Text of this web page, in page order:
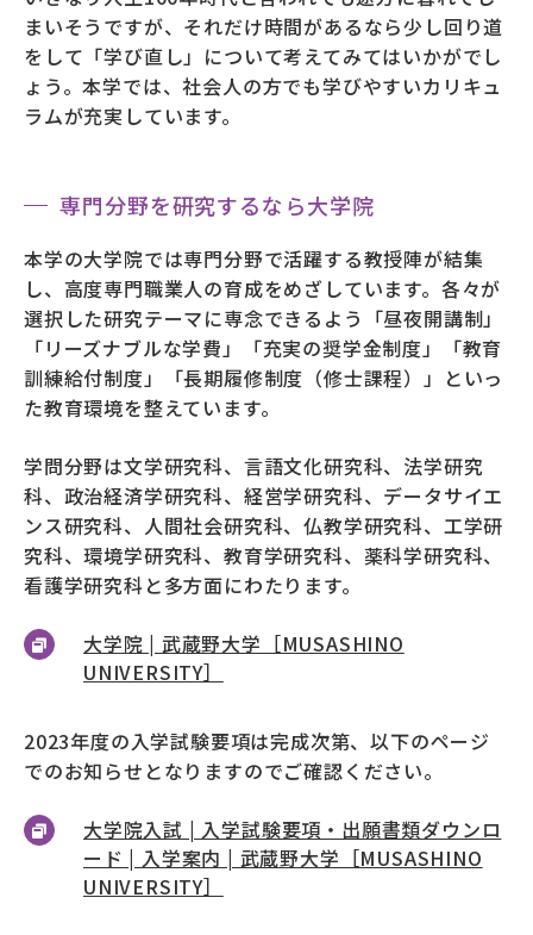
まいそうですが、それだけ時間があるなら少し回り道
をして「学び直し」について考えてみてはいかがでし
ょう。本学では、社会人の方でも学びやすいカリキュ
ラムが充実しています。
専門分野を研究するなら大学院
本学の大学院では専門分野で活躍する教授陣が結集
し、高度専門職業人の育成をめざしています。各々が
選択した研究テーマに専念できるよう「昼夜開講制」
「リーズナブルな学費」「充実の奨学金制度」「教育
訓練給付制度」「長期履修制度（修士課程）」といっ
た教育環境を整えています。
学問分野は文学研究科、言語文化研究科、法学研究
科、政治経済学研究科、経営学研究科、データサイエ
ンス研究科、人間社会研究科、仏教学研究科、工学研
究科、環境学研究科、教育学研究科、薬科学研究科、
看護学研究科と多方面にわたります。
大学院 | 武蔵野大学［MUSASHINO
UNIVERSITY］
2023年度の入学試験要項は完成次第、以下のページ
でのお知らせとなりますのでご確認ください。
大学院入試 | 入学試験要項・出願書類ダウンロ
ード | 入学案内 | 武蔵野大学［MUSASHINO
UNIVERSITY］